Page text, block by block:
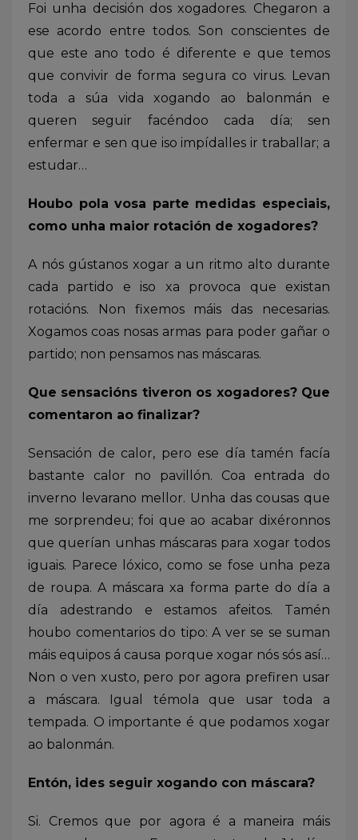
Foi unha decisión dos xogadores. Chegaron a
ese acordo entre todos. Son conscientes de
que este ano todo é diferente e que temos
que convivir de forma segura co virus. Levan
toda a súa vida xogando ao balonmán e
queren seguir facéndoo cada día; sen
enfermar e sen que iso impídalles ir traballar; a
estudar…
Houbo pola vosa parte medidas especiais,
como unha maior rotación de xogadores?
A nós gústanos xogar a un ritmo alto durante
cada partido e iso xa provoca que existan
rotacións. Non fixemos máis das necesarias.
Xogamos coas nosas armas para poder gañar o
partido; non pensamos nas máscaras.
Que sensacións tiveron os xogadores? Que
comentaron ao finalizar?
Sensación de calor, pero ese día tamén facía
bastante calor no pavillón. Coa entrada do
inverno levarano mellor. Unha das cousas que
me sorprendeu; foi que ao acabar dixéronnos
que querían unhas máscaras para xogar todos
iguais. Parece lóxico, como se fose unha peza
de roupa. A máscara xa forma parte do día a
día adestrando e estamos afeitos. Tamén
houbo comentarios do tipo: A ver se se suman
máis equipos á causa porque xogar nós sós así…
Non o ven xusto, pero por agora prefiren usar
a máscara. Igual témola que usar toda a
tempada. O importante é que podamos xogar
ao balonmán.
Entón, ides seguir xogando con máscara?
Si. Cremos que por agora é a maneira máis